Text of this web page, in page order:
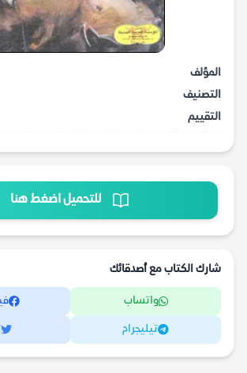
المؤلف
التصنيف
التقييم
للتحميل اضغط هنا
شارك الكتاب مع أصدقائك
واتساب
تيليجرام